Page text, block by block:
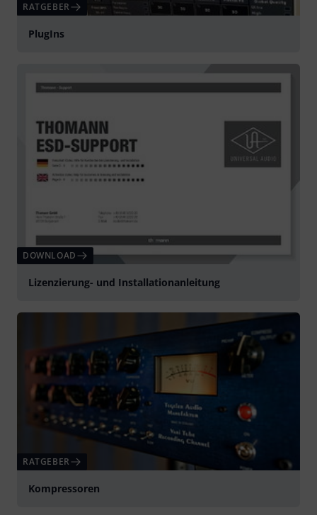
RATGEBER
PlugIns
DOWNLOAD
Lizenzierung- und Installationanleitung
RATGEBER
Kompressoren